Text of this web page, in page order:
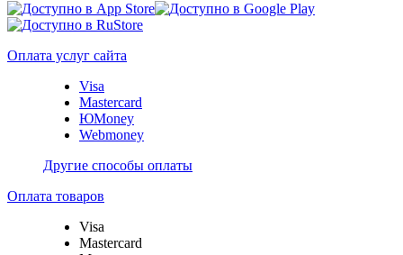
Оплата услуг сайта
Visa
Mastercard
ЮMoney
Webmoney
Другие способы оплаты
Оплата товаров
Visa
Mastercard